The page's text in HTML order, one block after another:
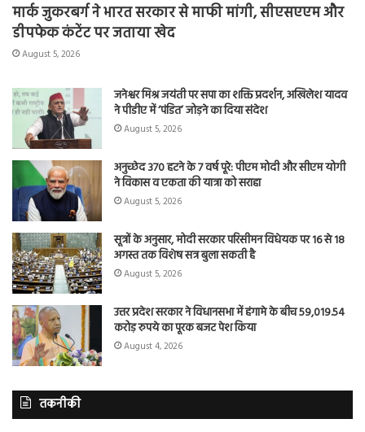
मार्क जुकरबर्ग ने भारत सरकार से माफी मांगी, सीएसएएम और
डीपफेक कंटेंट पर जताया खेद
August 5, 2026
जनेश्वर मिश्र जयंती पर सपा का शक्ति प्रदर्शन, अखिलेश यादव
ने पीडीए में ‘पंडित’ जोड़ने का दिया संदेश
August 5, 2026
अनुच्छेद 370 हटने के 7 वर्ष पूरे: पीएम मोदी और सीएम योगी
ने विकास व एकता की यात्रा को सराहा
August 5, 2026
सूत्रों के अनुसार, मोदी सरकार परिसीमन विधेयक पर 16 से 18
अगस्त तक विशेष सत्र बुला सकती है
August 5, 2026
उत्तर प्रदेश सरकार ने विधानसभा में हंगामे के बीच 59,019.54
करोड़ रुपये का पूरक बजट पेश किया
August 4, 2026
तकनीकी